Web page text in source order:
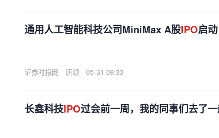
通用人工智能科技公司MiniMax A股IPO启动
证券时报网 唐颖 05-31 09:33
长鑫科技IPO过会前一周，我的同事们去了